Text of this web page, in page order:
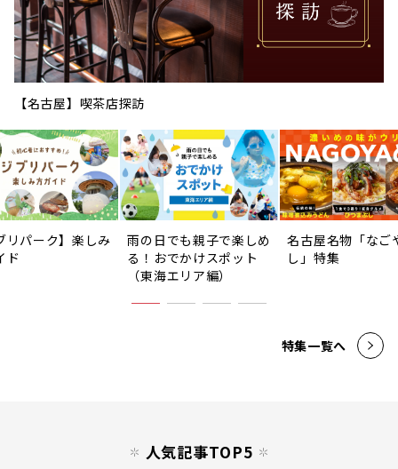
【名古屋】喫茶店探訪
リパーク】楽しみ
ド
雨の日でも親子で楽しめ
る！おでかけスポット
（東海エリア編）
名古屋名物「なご
し」特集
特集一覧へ
人気記事TOP5